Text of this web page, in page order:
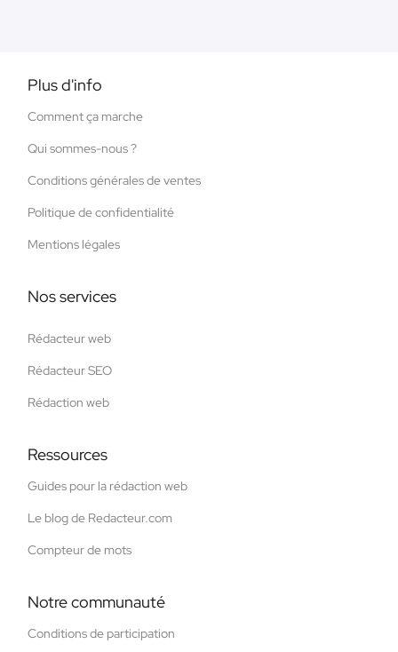
Plus d'info
Comment ça marche
Qui sommes-nous ?
Conditions générales de ventes
Politique de confidentialité
Mentions légales
Nos services
Rédacteur web
Rédacteur SEO
Rédaction web
Ressources
Guides pour la rédaction web
Le blog de Redacteur.com
Compteur de mots
Notre communauté
Conditions de participation